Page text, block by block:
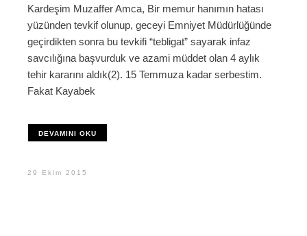
Kardeşim Muzaffer Amca, Bir memur hanımın hatası
yüzünden tevkif olunup, geceyi Emniyet Müdürlüğünde
geçirdikten sonra bu tevkifi “tebligat” sayarak infaz
savcılığına başvurduk ve azami müddet olan 4 aylık
tehir kararını aldık(2). 15 Temmuza kadar serbestim.
Fakat Kayabek
DEVAMINI OKU
29 Ekim 2015